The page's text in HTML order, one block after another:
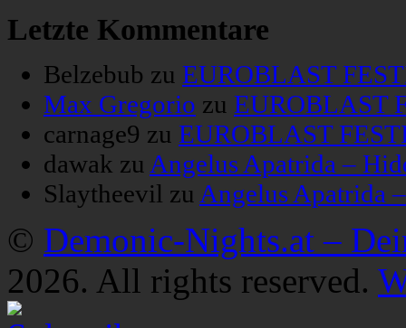
Letzte Kommentare
Belzebub zu EUROBLAST
Max Gregorio zu EUROBLAST
carnage9 zu EUROBLAST
dawak zuAngelus Apatrida –
Slaytheevil zuAngelus Apatrida
© Demonic-Nights.at –
2026. All rights reserved.